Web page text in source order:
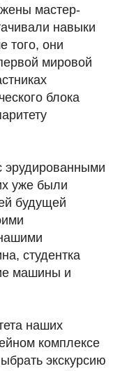
мастер-
навыки
того, они
мировой
блока
эрудированными
уже были
будущей
студентка
машины и
наших
комплексе
экскурсию